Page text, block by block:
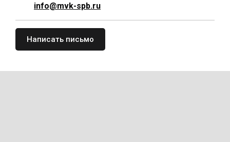
info@mvk-spb.ru
Написать письмо